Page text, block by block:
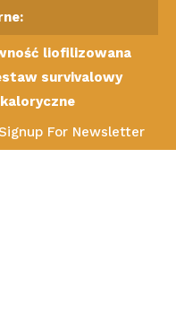
liofilizowana
survivalowy
Signup For Newsletter